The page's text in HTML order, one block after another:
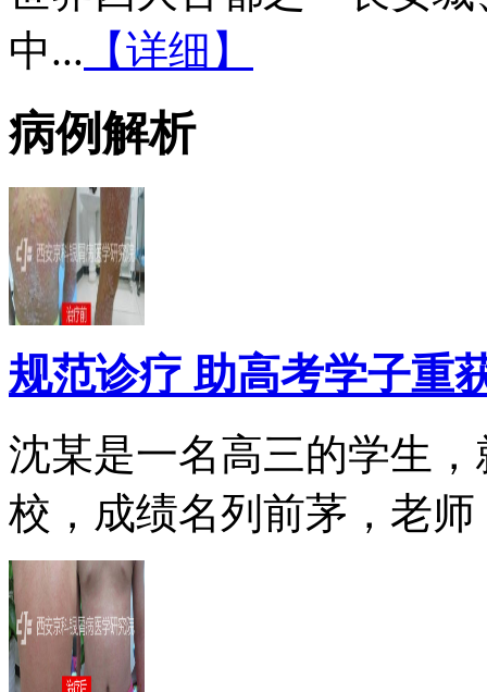
中... 【详细】
病例解析
规范诊疗 助高考学子重
沈某是一名高三的学生
校，成绩名列前茅，老师